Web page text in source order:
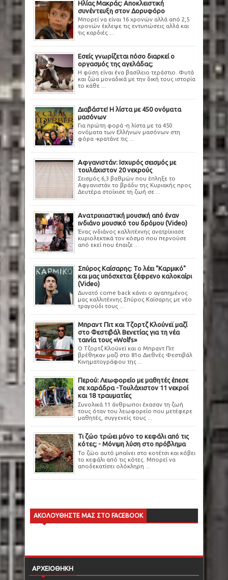
Ηλίας Μακράς: Αποκλειστική
συνέντευξη στον Δορυφόρο
Μπορεί να είναι 16 χρονών αλλά από 2,5
χρονών έκλεψε τις εντυπώσεις αλλά και
τις καρδιές ...
Εσείς γνωρίζεται πόσο διαρκεί ο
οργασμός της αγελάδας;
Η φύση είναι ένα βασίλειο τεράστιο. Φυτά
και ζώα μοναδικά με την δική τους ιστορία
το κάθε ...
Διαβάστε! Η λίστα με 450 ονόματα
μασόνων
Για πρώτη φορά -η λίστα με τα 450
ονόματα των Ελλήνων μασόνων στη
φόρα -κρατάνε τις ...
Αφγανιστάν: Ισχυρός σεισμός με
τουλάχιστον 20 νεκρούς
Σεισμός 6,3 βαθμών που έπληξε το
Αφγανιστάν το βράδυ της Κυριακής προς
Δευτέρα στοίχισε τη ζωή σε ...
Ανατριχιαστική μουσική από έναν
ινδιάνο μουσικό του δρόμου (Video)
Ένας ινδιάνος καλλιτέχνης ανατρίχιασε
κυριολεκτικά τον κόσμο που περνούσε
από εκεί που έπαιζε ...
Σπύρος Καίσαρης: Το λέει "Καρμικό"
και μας υπόσχεται ξέφρενο καλοκαίρι
(Video)
Δυνατό come back κάνει ο αγαπημένος
μας καλλιτέχνης Σπύρος Καίσαρης με νέο
τραγούδι τους ...
Μπραντ Πιτ και Τζορτζ Κλούνεϊ μαζί
στο Φεστιβάλ Βενετίας για τη νέα
ταινία τους «Wolfs»
Ο Τζορτζ Κλούνεϊ και ο Μπραντ Πιτ
βρέθηκαν μαζί στο 81ο Διεθνές Φεστιβάλ
Κινηματογράφου της ...
Περού: Λεωφορείο με μαθητές έπεσε
σε χαράδρα -Τουλάχιστον 11 νεκροί
και 18 τραυματίες
Συνολικά 11 άνθρωποι έχασαν τη ζωή
τους όταν του λεωφορείο που μετέφερε
μαθητές, συγγενείς τους ...
Τι ζώο τρώει μόνο το κεφάλι από τις
κότες; - Μόνιμη λύση στο πρόβλημα
Το ζώο αυτό μπαίνει στο κοτέτσι και κόβει
το κεφάλι από τις κότες. Μπορεί να
αποδεκατίσει ολόκληρη ...
ΑΚΟΛΟΥΘΗΣΤΕ ΜΑΣ ΣΤΟ FACEBOOK
ΑΡΧΕΙΟΘΗΚΗ